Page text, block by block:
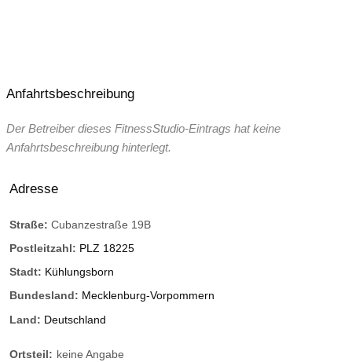
Anfahrtsbeschreibung
Der Betreiber dieses FitnessStudio-Eintrags hat keine
Anfahrtsbeschreibung hinterlegt.
Adresse
Straße: Cubanzestraße 19B
Postleitzahl: PLZ 18225
Stadt: Kühlungsborn
Bundesland: Mecklenburg-Vorpommern
Land: Deutschland
Ortsteil: keine Angabe